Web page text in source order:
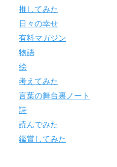
推してみた
日々の幸せ
有料マガジン
物語
絵
考えてみた
言葉の舞台裏ノート
詩
読んでみた
鑑賞してみた